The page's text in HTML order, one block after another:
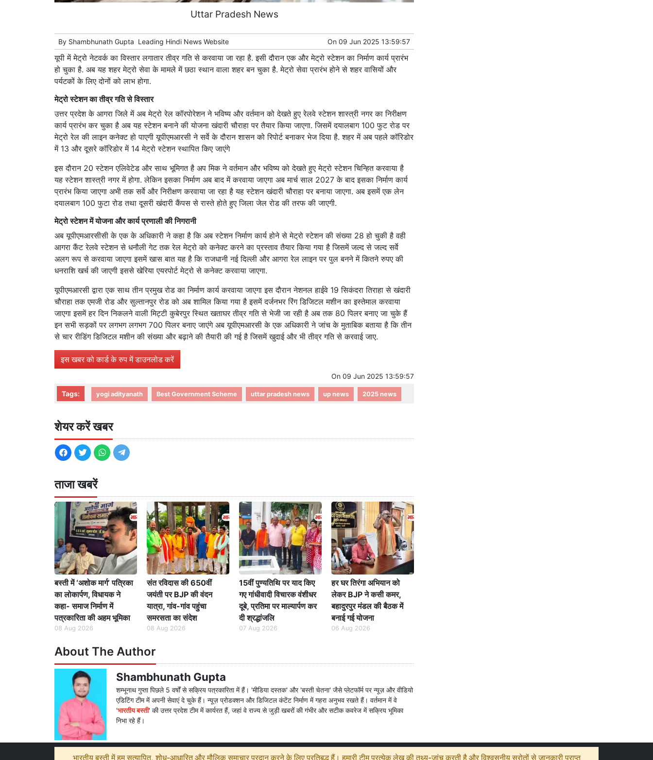
Uttar Pradesh News
By Shambhunath Gupta Leading Hindi News Website On 09 Jun 2025 13:59:57
यूपी में मेट्रो नेटवर्क का विस्तार लगातार तीव्र गति से करवाया जा रहा है. इसी दौरान एक और मेट्रो स्टेशन का निर्माण कार्य प्रारंभ
हो चुका है. अब यह शहर मेट्रो सेवा के मामले में छठा स्थान वाला शहर बन चुका है. मेट्रो सेवा प्रारंभ होने से शहर वासियों और
पर्यटकों के लिए दोनों को लाभ होगा.
मेट्रो स्टेशन का तीव्र गति से विस्तार
उत्तर प्रदेश के आगरा जिले में अब मेट्रो रेल कॉरपोरेशन ने भविष्य और वर्तमान को देखते हुए रेलवे स्टेशन शास्त्री नगर का निरीक्षण
कार्य प्रारंभ कर चुका है अब यह स्टेशन बनाने की योजना खंदारी चौराहा पर तैयार किया जाएगा. जिसमें दयालबाग 100 फुट रोड पर
मेट्रो रेल की लाइन कनेक्ट हो पाएगी यूपीएमआरसी ने सर्वे के दौरान शासन को रिपोर्ट बनाकर भेज दिया है. शहर में अब पहले कॉरिडोर
में 13 और दूसरे कॉरिडोर में 14 मेट्रो स्टेशन स्थापित किए जाएंगे
इस दौरान 20 स्टेशन एलिवेटेड और साथ भूमिगत है अप मिक ने वर्तमान और भविष्य को देखते हुए मेट्रो स्टेशन चिन्हित करवाया है
यह स्टेशन शास्त्री नगर में होगा. लेकिन इसका निर्माण अब बाद में करवाया जाएगा अब मार्च साल 2027 के बाद इसका निर्माण कार्य
प्रारंभ किया जाएगा अभी तक सर्वे और निरीक्षण करवाया जा रहा है यह स्टेशन खंदारी चौराहा पर बनाया जाएगा. अब इसमें एक लेन
दयालबाग 100 फुटा रोड तथा दूसरी खंदारी कैंपस से रास्ते होते हुए जिला जेल रोड की तरफ की जाएगी.
मेट्रो स्टेशन में योजना और कार्य प्रणाली की निगरानी
अब यूपीएमआरसीसी के एक के अधिकारी ने कहा है कि अब स्टेशन निर्माण कार्य होने से मेट्रो स्टेशन की संख्या 28 हो चुकी है वही
आगरा कैंट रेलवे स्टेशन से धनौली गेट तक रेल मेट्रो को कनेक्ट करने का प्रस्ताव तैयार किया गया है जिसमें जल्द से जल्द सर्वे
अलग रूप से करवाया जाएगा इसमें खास बात यह है कि राजधानी नई दिल्ली और आगरा रेल लाइन पर पुल बनने में कितने रुपए की
धनराशि खर्च की जाएगी इससे खेरिया एयरपोर्ट मेट्रो से कनेक्ट करवाया जाएगा.
यूपीएमआरसी द्वारा एक साथ तीन प्रमुख रोड का निर्माण कार्य करवाया जाएगा इस दौरान नेशनल हाईवे 19 सिकंदरा तिराहा से खंदारी
चौराहा तक एमजी रोड और सुल्तानपुर रोड को अब शामिल किया गया है इसमें दर्जनभर रिंग डिजिटल मशीन का इस्तेमाल करवाया
जाएगा इसमें हर दिन निकलने वाली मिट्टी कुबेरपुर स्थित खताघर तीव्र गति से भेजी जा रही है अब तक 80 पिलर बनाए जा चुके हैं
इन सभी सड़कों पर लगभग लगभग 700 पिलर बनाए जाएंगे अब यूपीएमआरसी के एक अधिकारी ने जांच के मुताबिक बताया है कि तीन
से चार रीडिंग डिजिटल मशीन की संख्या और बढ़ाने की तैयारी की गई है जिसमें खुदाई और भी तीव्र गति से करवाई जाए.
इस खबर को कार्ड के रुप में डाउनलोड करें
On 09 Jun 2025 13:59:57
Tags: yogi adityanath Best Government Scheme uttar pradesh news up news 2025 news
शेयर करें खबर
ताजा खबरें
बस्ती में ‘अशोक मार्ग’ पत्रिका
का लोकार्पण, विधायक ने
कहा- समाज निर्माण में
पत्रकारिता की अहम भूमिका
08 Aug 2026
संत रविदास की 650वीं
जयंती पर BJP की वंदन
यात्रा, गांव-गांव पहुंचा
समरसता का संदेश
08 Aug 2026
15वीं पुण्यतिथि पर याद किए
गए गांधीवादी विचारक वंशीधर
दूबे, प्रतिमा पर माल्यार्पण कर
दी श्रद्धांजलि
07 Aug 2026
हर घर तिरंगा अभियान को
लेकर BJP ने कसी कमर,
बहादुरपुर मंडल की बैठक में
बनाई गई योजना
06 Aug 2026
About The Author
Shambhunath Gupta
शम्भूनाथ गुप्ता पिछले 5 वर्षों से सक्रिय पत्रकारिता में हैं। 'मीडिया दस्तक' और 'बस्ती चेतना' जैसे प्लेटफॉर्म पर न्यूज़ और वीडियो
एडिटिंग टीम में अपनी सेवाएं दे चुके हैं। न्यूज़ प्रोडक्शन और डिजिटल कंटेंट निर्माण में गहरा अनुभव रखते हैं। वर्तमान में वे
'भारतीय बस्ती' की उत्तर प्रदेश टीम में कार्यरत हैं, जहां वे राज्य से जुड़ी खबरों की गंभीर और सटीक कवरेज में सक्रिय भूमिका
निभा रहे हैं।
भारतीय बस्ती में हम सत्यापित, शोध-आधारित और मौलिक समाचार प्रदान करने के लिए प्रतिबद्ध हैं। हमारी टीम प्रत्येक लेख की तथ्य-जांच करती है और विश्वसनीय स्रोतों से जानकारी प्राप्त